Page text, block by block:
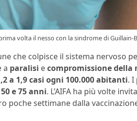
volta il nesso con la sindrome di Guillain-
che colpisce il sistema nervoso
a paralisi ecompromissione della
a 1,9 casi ogni 100.000 abitanti. I
50 e 75 anni. L’AIFA ha più volte
poche settimane dalla